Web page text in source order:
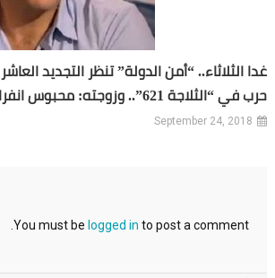
غدا الثلاثاء.. “أمن الدولة” تنظر التجديد
حرب في “الثلاجة 621”.. وزوجته: محبوس انفراديا منذ القبض عليه
September 24, 2018
You must be logged in to post a comment.